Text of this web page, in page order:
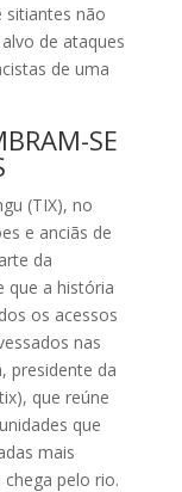
não
de ataques
de uma
SE
(TIX), no
e anciãs de
da
que a história
os acessos
nas
presidente da
que reúne
que
mais
pelo rio.